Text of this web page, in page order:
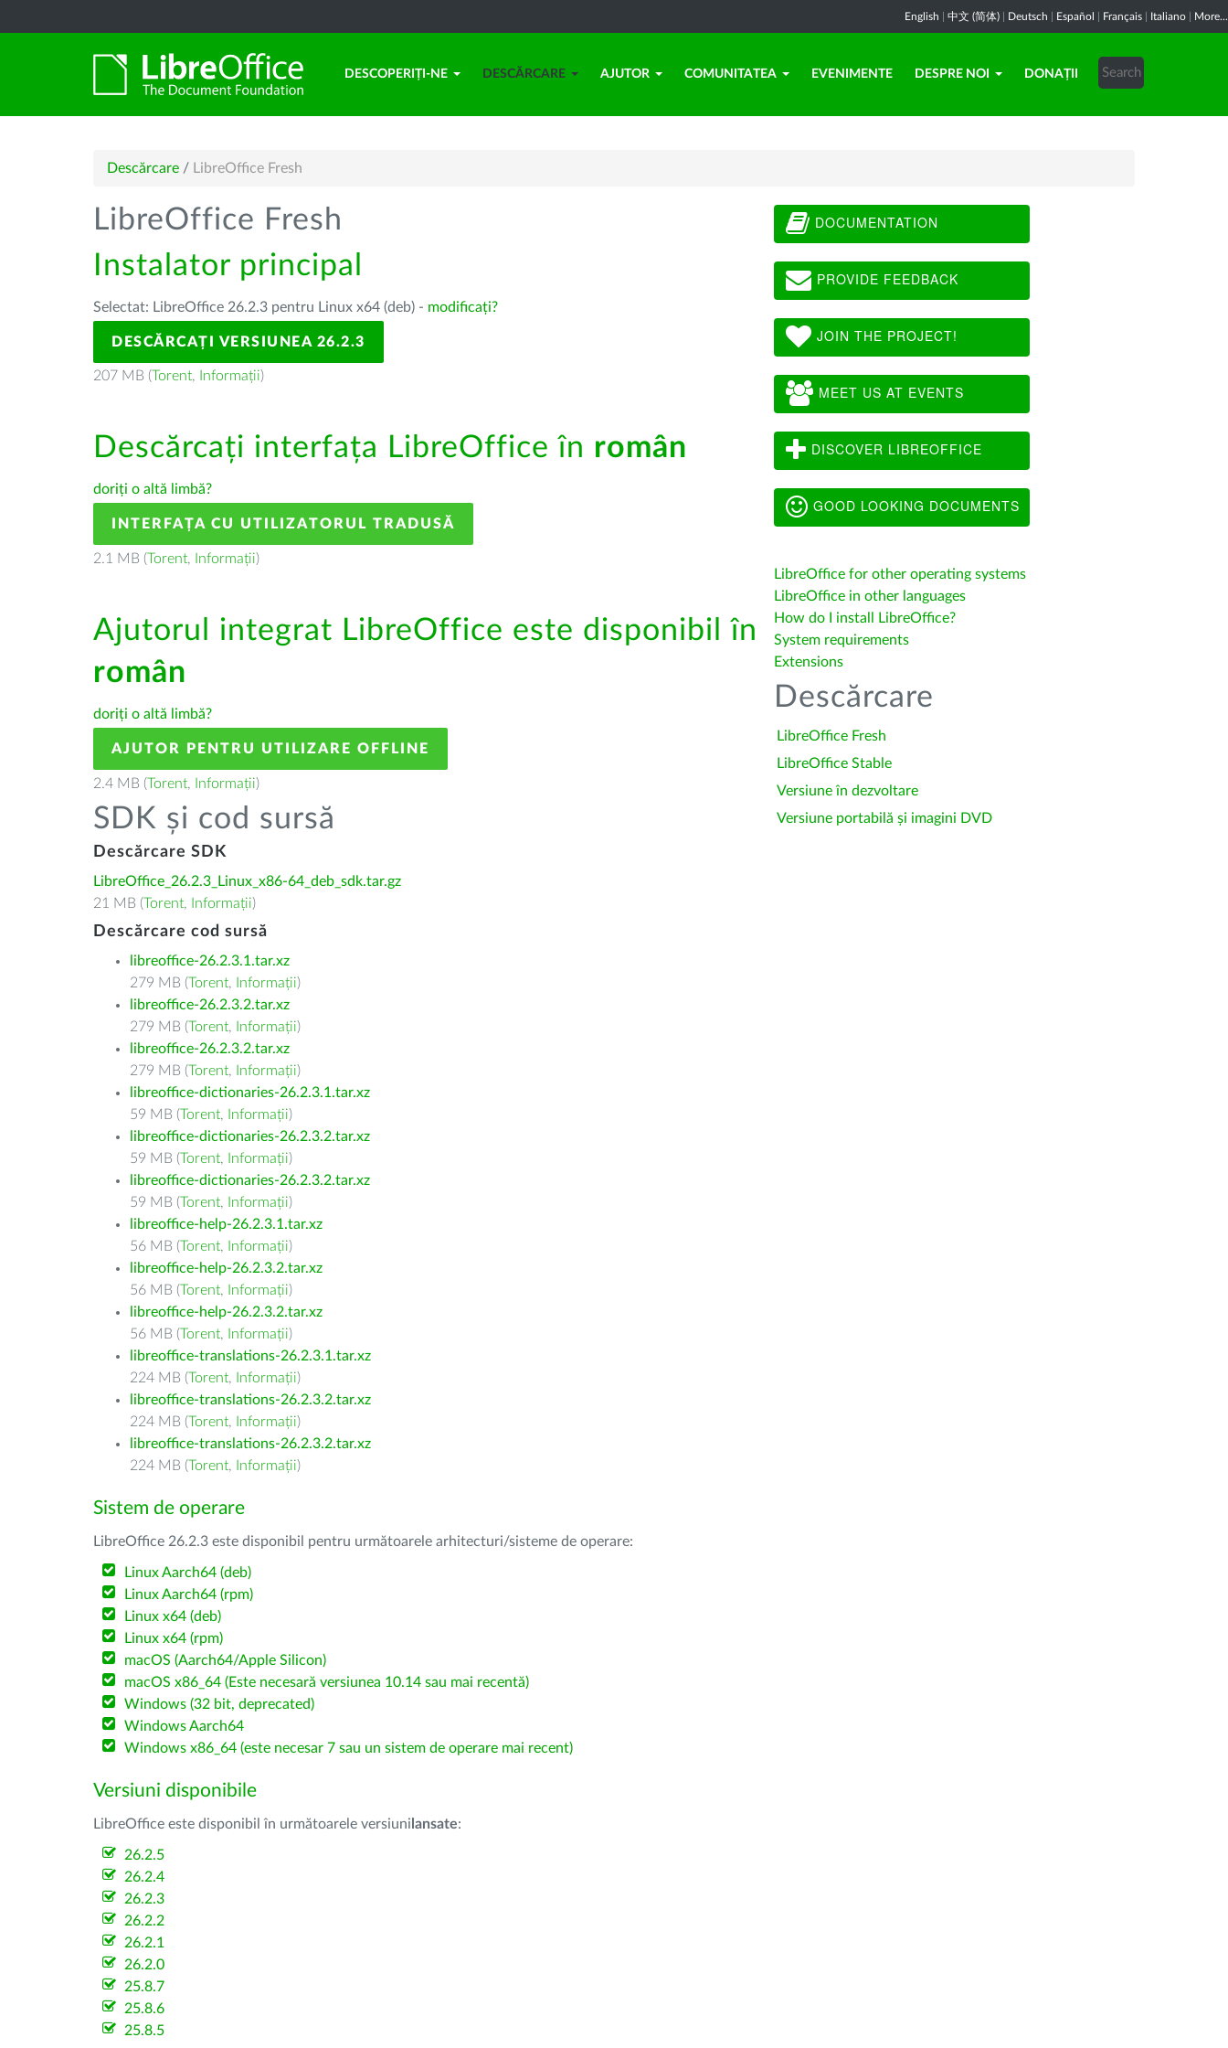
English 中文 (简体) Deutsch Español Français Italiano More...
DESCOPERIȚI-NE DESCĂRCARE AJUTOR COMUNITATEA EVENIMENTE DESPRE NOI DONAȚII
Descărcare / LibreOffice Fresh
LibreOffice Fresh
Instalator principal
Selectat: LibreOffice 26.2.3 pentru Linux x64 (deb) - modificați?
DESCĂRCAȚI VERSIUNEA 26.2.3
207 MB (Torent, Informații)
Descărcați interfața LibreOffice în român
doriți o altă limbă?
INTERFAȚA CU UTILIZATORUL TRADUSĂ
2.1 MB (Torent, Informații)
Ajutorul integrat LibreOffice este disponibil în
român
doriți o altă limbă?
AJUTOR PENTRU UTILIZARE OFFLINE
2.4 MB (Torent, Informații)
SDK și cod sursă
Descărcare SDK
LibreOffice_26.2.3_Linux_x86-64_deb_sdk.tar.gz
21 MB (Torent, Informații)
Descărcare cod sursă
libreoffice-26.2.3.1.tar.xz
279 MB (Torent, Informații)
libreoffice-26.2.3.2.tar.xz
279 MB (Torent, Informații)
libreoffice-26.2.3.2.tar.xz
279 MB (Torent, Informații)
libreoffice-dictionaries-26.2.3.1.tar.xz
59 MB (Torent, Informații)
libreoffice-dictionaries-26.2.3.2.tar.xz
59 MB (Torent, Informații)
libreoffice-dictionaries-26.2.3.2.tar.xz
59 MB (Torent, Informații)
libreoffice-help-26.2.3.1.tar.xz
56 MB (Torent, Informații)
libreoffice-help-26.2.3.2.tar.xz
56 MB (Torent, Informații)
libreoffice-help-26.2.3.2.tar.xz
56 MB (Torent, Informații)
libreoffice-translations-26.2.3.1.tar.xz
224 MB (Torent, Informații)
libreoffice-translations-26.2.3.2.tar.xz
224 MB (Torent, Informații)
libreoffice-translations-26.2.3.2.tar.xz
224 MB (Torent, Informații)
Sistem de operare
LibreOffice 26.2.3 este disponibil pentru următoarele arhitecturi/sisteme de operare:
Linux Aarch64 (deb)
Linux Aarch64 (rpm)
Linux x64 (deb)
Linux x64 (rpm)
macOS (Aarch64/Apple Silicon)
macOS x86_64 (Este necesară versiunea 10.14 sau mai recentă)
Windows (32 bit, deprecated)
Windows Aarch64
Windows x86_64 (este necesar 7 sau un sistem de operare mai recent)
Versiuni disponibile
LibreOffice este disponibil în următoarele versiuni lansate:
26.2.5
26.2.4
26.2.3
26.2.2
26.2.1
26.2.0
25.8.7
25.8.6
25.8.5
DOCUMENTATION
PROVIDE FEEDBACK
JOIN THE PROJECT!
MEET US AT EVENTS
DISCOVER LIBREOFFICE
GOOD LOOKING DOCUMENTS
LibreOffice for other operating systems
LibreOffice in other languages
How do I install LibreOffice?
System requirements
Extensions
Descărcare
LibreOffice Fresh
LibreOffice Stable
Versiune în dezvoltare
Versiune portabilă și imagini DVD